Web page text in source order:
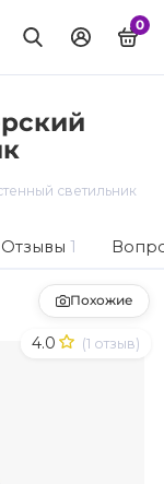
0
светильник
Отзывы 1
4.0 (1 отзыв)
Похожие